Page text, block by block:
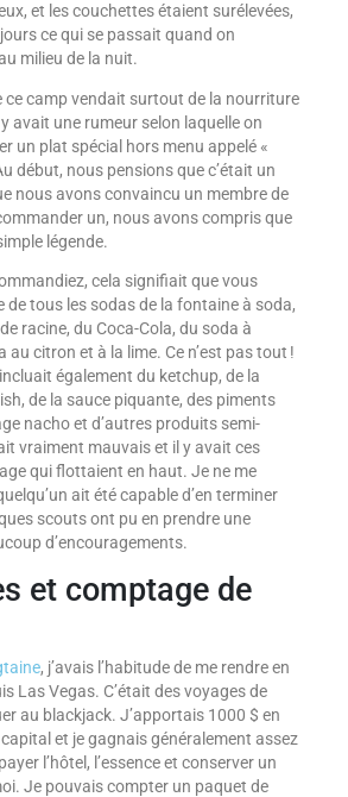
et les couchettes étaient surélevées,
ce qui se passait quand on
milieu de la nuit.
ce camp vendait surtout de la nourriture
avait une rumeur selon laquelle on
un plat spécial hors menu appelé «
début, nous pensions que c’était un
nous avons convaincu un membre de
un, nous avons compris que
légende.
cela signifiait que vous
de tous les sodas de la fontaine à soda,
racine, du Coca-Cola, du soda à
au citron et à la lime. Ce n’est pas tout !
également du ketchup, de la
de la sauce piquante, des piments
nacho et d’autres produits semi-
vraiment mauvais et il y avait ces
qui flottaient en haut. Je ne me
ait été capable d’en terminer
scouts ont pu en prendre une
d’encouragements.
et comptage de
, j’avais l’habitude de me rendre en
Las Vegas. C’était des voyages de
au blackjack. J’apportais 1000 $ en
capital et je gagnais généralement assez
l’hôtel, l’essence et conserver un
Je pouvais compter un paquet de